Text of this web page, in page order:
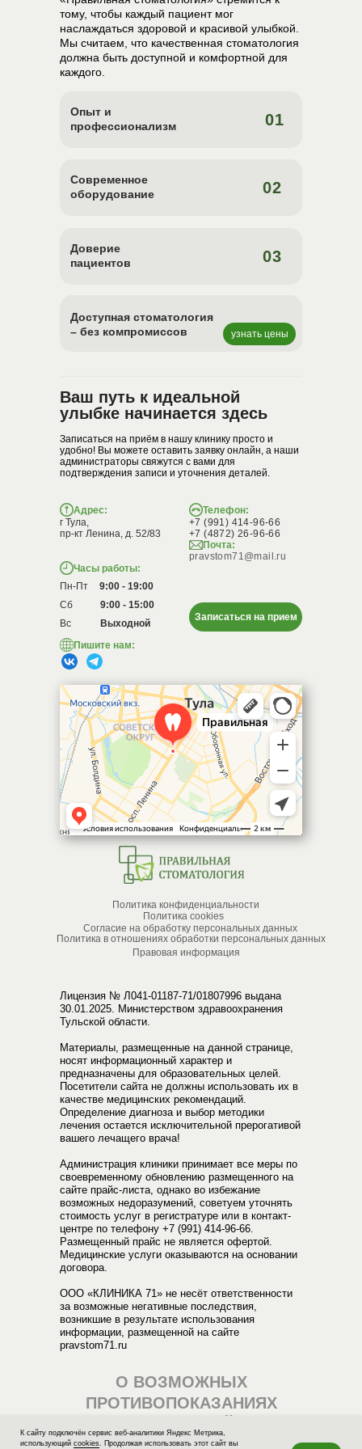
Опыт и
профессионализм
01
Современное
оборудование
02
Доверие
пациентов
03
Доступная стоматология
– без компромиссов
тому, чтобы каждый пациент мог
наслаждаться здоровой и красивой улыбкой.
Мы считаем, что качественная стоматология
должна быть доступной и комфортной для
каждого.
узнать цены
Политика конфиденциальности
Политика cookies
Согласие на обработку персональных данных
Правовая информация
Политика в отношениях обработки персональных данных
Выходной
Вс
9:00 - 15:00
Сб
9:00 - 19:00
Пн-Пт
Часы работы:
Телефон:
+7 (991) 414-96-66
+7 (4872) 26-96-66
Почта:
pravstom71@mail.ru
Адрес:
г Тула,
пр-кт Ленина, д. 52/83
Записаться на прием
Записаться на приём в нашу клинику просто и
удобно! Вы можете оставить заявку онлайн, а наши
администраторы свяжутся с вами для
подтверждения записи и уточнения деталей.
Ваш путь к идеальной
улыбке начинается здесь
Пишите нам:
О ВОЗМОЖНЫХ
ПРОТИВОПОКАЗАНИЯХ
СПЕЦИАЛИСТА
Лицензия № Л041-01187-71/01807996 выдана
30.01.2025. Министерством здравоохранения
Тульской области.
Материалы, размещенные на данной странице,
носят информационный характер и
предназначены для образовательных целей.
Посетители сайта не должны использовать их в
качестве медицинских рекомендаций.
Определение диагноза и выбор методики
лечения остается исключительной прерогативой
вашего лечащего врача!
Администрация клиники принимает все меры по
своевременному обновлению размещенного на
сайте прайс-листа, однако во избежание
возможных недоразумений, советуем уточнять
стоимость услуг в регистратуре или в контакт-
центре по телефону +7 (991) 414-96-66.
Размещенный прайс не является офертой.
Медицинские услуги оказываются на основании
договора.
OOO «КЛИНИКА 71» не несёт ответственности
за возможные негативные последствия,
возникшие в результате использования
информации, размещенной на сайте
pravstom71.ru
К сайту подключён сервис веб-аналитики Яндекс Метрика,
использующий cookies. Продолжая использовать этот сайт вы